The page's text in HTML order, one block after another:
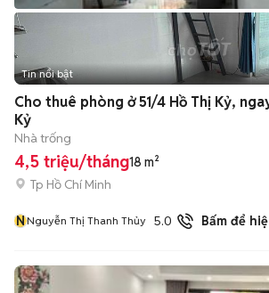
Tin nổi bật
Cho thuê phòng ở 51/4 Hồ Thị Kỷ,
Kỷ
Nhà trống
4,5 triệu/tháng18 m²
Tp Hồ Chí Minh
NNguyễn Thị Thanh Thủy 5.0 Bấm để